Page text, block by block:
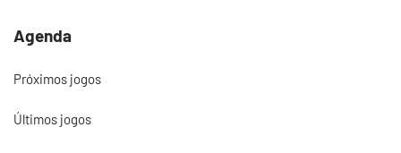
Agenda
Próximos jogos
Últimos jogos